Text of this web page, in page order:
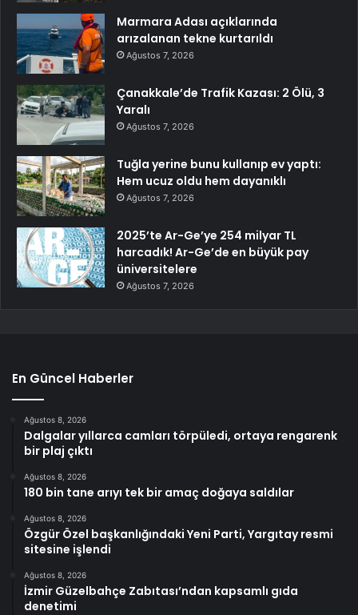
Marmara Adası açıklarında
arızalanan tekne kurtarıldı
Ağustos 7, 2026
Çanakkale’de Trafik Kazası: 2 Ölü, 3
Yaralı
Ağustos 7, 2026
Tuğla yerine bunu kullanıp ev yaptı:
Hem ucuz oldu hem dayanıklı
Ağustos 7, 2026
2025’te Ar-Ge’ye 254 milyar TL
harcadık! Ar-Ge’de en büyük pay
üniversitelere
Ağustos 7, 2026
En Güncel Haberler
Ağustos 8, 2026
Dalgalar yıllarca camları törpüledi, ortaya rengarenk
bir plaj çıktı
Ağustos 8, 2026
180 bin tane arıyı tek bir amaç doğaya saldılar
Ağustos 8, 2026
Özgür Özel başkanlığındaki Yeni Parti, Yargıtay resmi
sitesine işlendi
Ağustos 8, 2026
İzmir Güzelbahçe Zabıtası’ndan kapsamlı gıda
denetimi